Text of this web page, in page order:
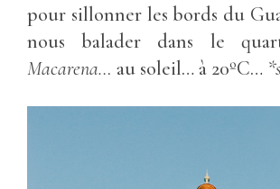
pour sillonner les bords du
nous balader dans le
Macarena… au soleil… à 20ºC…